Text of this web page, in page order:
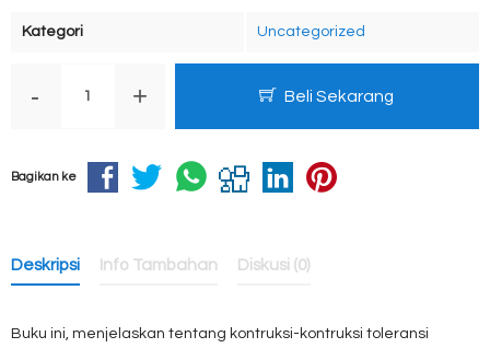
Kategori Uncategorized
- + Beli Sekarang
Bagikan ke
Deskripsi Info Tambahan Diskusi (0)
Buku ini, menjelaskan tentang kontruksi-kontruksi toleransi